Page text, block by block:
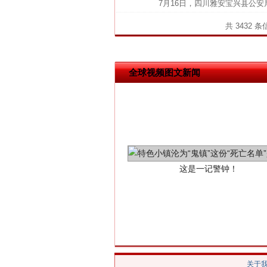
7月16日，四川雅安宝兴县公安
共 3432 条
全球视频图文新闻
关于